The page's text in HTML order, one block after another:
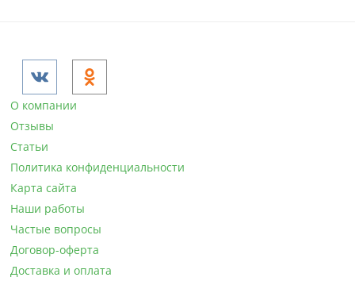
Цена
Форма (1)
Квадратные
Круглые
Овальные
прямоугольные
О компании
Отзывы
Статьи
Политика конфиденциальности
Карта сайта
Наши работы
Частые вопросы
Договор-оферта
Доставка и оплата